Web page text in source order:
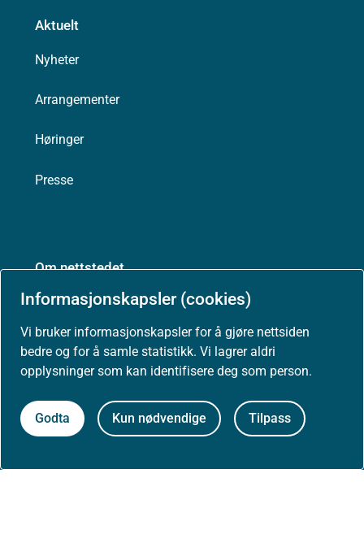
Informasjonskapsler (cookies)
Vi bruker informasjonskapsler for å gjøre nettsiden
bedre og for å samle statistikk. Vi lagrer aldri
opplysninger som kan identifisere deg som person.
Godta Kun nødvendige Tilpass
Aktuelt
Nyheter
Arrangementer
Høringer
Presse
Om nettstedet
Personvernerklæring
Tilgjengelighetserklæring (uustatus.no)
Besøksstatistikk og informasjonskapsler
Nyhetsvarsel og abonnement